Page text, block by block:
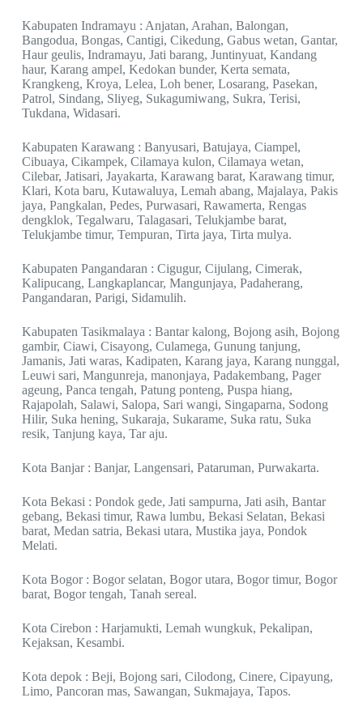
Kabupaten Indramayu : Anjatan, Arahan, Balongan,
Bangodua, Bongas, Cantigi, Cikedung, Gabus wetan, Gantar,
Haur geulis, Indramayu, Jati barang, Juntinyuat, Kandang
haur, Karang ampel, Kedokan bunder, Kerta semata,
Krangkeng, Kroya, Lelea, Loh bener, Losarang, Pasekan,
Patrol, Sindang, Sliyeg, Sukagumiwang, Sukra, Terisi,
Tukdana, Widasari.
Kabupaten Karawang : Banyusari, Batujaya, Ciampel,
Cibuaya, Cikampek, Cilamaya kulon, Cilamaya wetan,
Cilebar, Jatisari, Jayakarta, Karawang barat, Karawang timur,
Klari, Kota baru, Kutawaluya, Lemah abang, Majalaya, Pakis
jaya, Pangkalan, Pedes, Purwasari, Rawamerta, Rengas
dengklok, Tegalwaru, Talagasari, Telukjambe barat,
Telukjambe timur, Tempuran, Tirta jaya, Tirta mulya.
Kabupaten Pangandaran : Cigugur, Cijulang, Cimerak,
Kalipucang, Langkaplancar, Mangunjaya, Padaherang,
Pangandaran, Parigi, Sidamulih.
Kabupaten Tasikmalaya : Bantar kalong, Bojong asih, Bojong
gambir, Ciawi, Cisayong, Culamega, Gunung tanjung,
Jamanis, Jati waras, Kadipaten, Karang jaya, Karang nunggal,
Leuwi sari, Mangunreja, manonjaya, Padakembang, Pager
ageung, Panca tengah, Patung ponteng, Puspa hiang,
Rajapolah, Salawi, Salopa, Sari wangi, Singaparna, Sodong
Hilir, Suka hening, Sukaraja, Sukarame, Suka ratu, Suka
resik, Tanjung kaya, Tar aju.
Kota Banjar : Banjar, Langensari, Pataruman, Purwakarta.
Kota Bekasi : Pondok gede, Jati sampurna, Jati asih, Bantar
gebang, Bekasi timur, Rawa lumbu, Bekasi Selatan, Bekasi
barat, Medan satria, Bekasi utara, Mustika jaya, Pondok
Melati.
Kota Bogor : Bogor selatan, Bogor utara, Bogor timur, Bogor
barat, Bogor tengah, Tanah sereal.
Kota Cirebon : Harjamukti, Lemah wungkuk, Pekalipan,
Kejaksan, Kesambi.
Kota depok : Beji, Bojong sari, Cilodong, Cinere, Cipayung,
Limo, Pancoran mas, Sawangan, Sukmajaya, Tapos.